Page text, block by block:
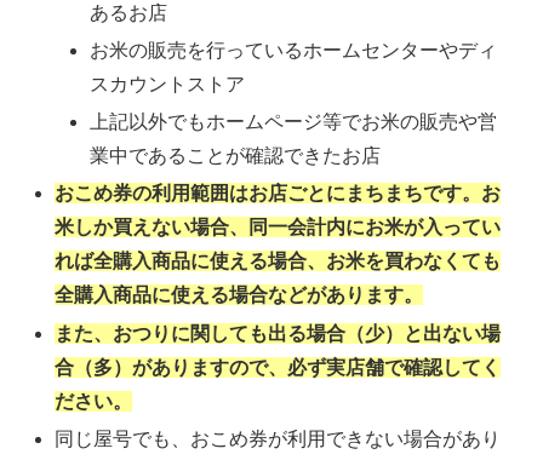
あるお店
お米の販売を行っているホームセンターやディ
スカウントストア
上記以外でもホームページ等でお米の販売や営
業中であることが確認できたお店
おこめ券の利用範囲はお店ごとにまちまちです。お
米しか買えない場合、同一会計内にお米が入ってい
れば全購入商品に使える場合、お米を買わなくても
全購入商品に使える場合などがあります。
また、おつりに関しても出る場合（少）と出ない場
合（多）がありますので、必ず実店舗で確認してく
ださい。
同じ屋号でも、おこめ券が利用できない場合があり